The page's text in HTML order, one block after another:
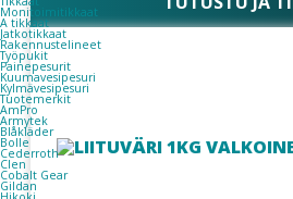
Monitoimitikkaat
A tikkaat
Jatkotikkaat
Rakennustelineet
Työpukit
Painepesurit
Kuumavesipesuri
Kylmävesipesuri
Tuotemerkit
AmPro
Armytek
Blåkläder
Bolle
Cederroth
Clen
Cobalt Gear
Gildan